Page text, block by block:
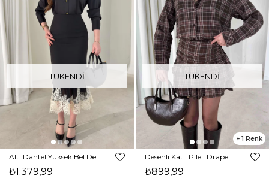
TÜKENDI
Altı Dantel Yüksek Bel Detaylı Helrin Siyah Kadın Etek 26Y008
₺1.379,99
TÜKENDI
1
Desenli Katlı Pileli Drapeli Elroni Kahve Kadın Etek 26K419
₺899,99